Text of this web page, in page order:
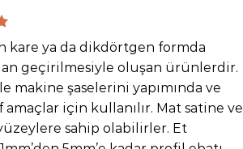
kare ya da dikdörtgen formda
geçirilmesiyle oluşan ürünlerdir.
makine şaselerini yapımında ve
için kullanılır. Mat satine ve
sahip olabilirler. Et